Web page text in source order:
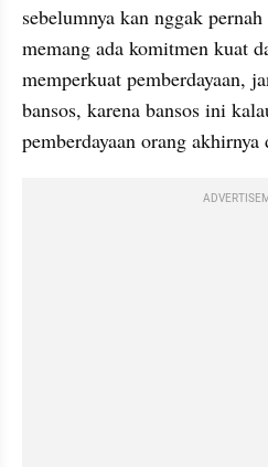
sebelumnya kan nggak
memang ada komitmen kuat
memperkuat pemberdayaan,
bansos, karena bansos ini
pemberdayaan orang